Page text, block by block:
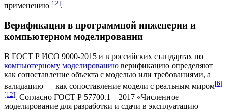
применению[12].
Верификация в программной инженерии и
компьютерном моделировании
В ГОСТ Р ИСО 9000-2015 и в российских стандартах по
компьютерному моделированию верификацию определяют
как сопоставление объекта с моделью или требованиями, а
валидацию — как сопоставление модели с реальным миром[6]
[12]. Согласно ГОСТ Р 57700.1—2017 «Численное
моделирование для разработки и сдачи в эксплуатацию